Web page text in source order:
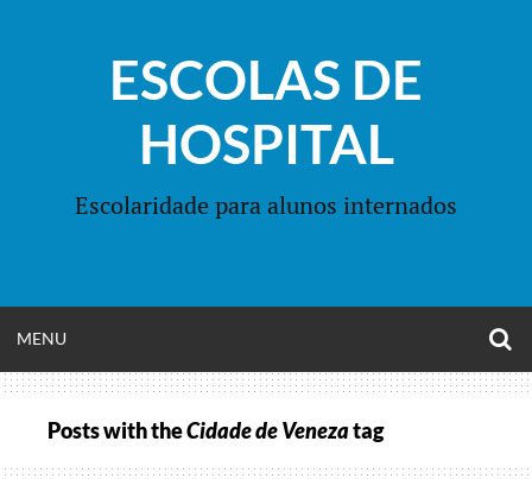
ESCOLAS DE
HOSPITAL
Escolaridade para alunos internados
MENU
MENU
Posts with theCidade de Venezatag